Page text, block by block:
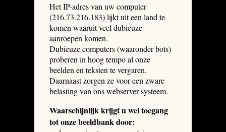
Het IP-adres van uw computer
(216.73.216.183) lijkt uit een land te
komen waaruit veel dubieuze
aanroepen komen.
Dubieuze computers (waaronder bots)
proberen in hoog tempo al onze
beelden en teksten te vergaren.
Daarnaast zorgen ze voor een zware
belasting van ons webserver systeem.
Waarschijnlijk krijgt u wel toegang
tot onze beeldbank door: